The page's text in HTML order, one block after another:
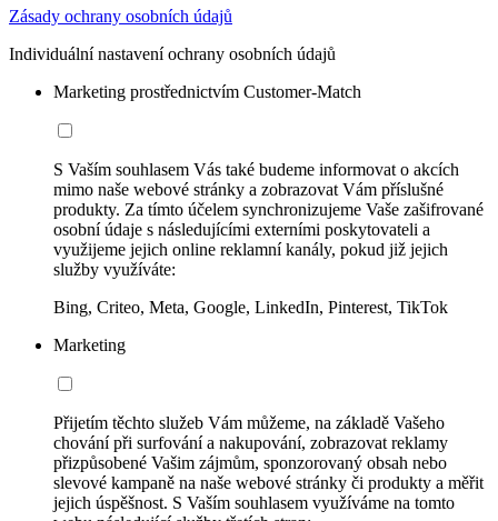
Zásady ochrany osobních údajů
Individuální nastavení ochrany osobních údajů
Marketing prostřednictvím Customer-Match
S Vaším souhlasem Vás také budeme informovat o akcích
mimo naše webové stránky a zobrazovat Vám příslušné
produkty. Za tímto účelem synchronizujeme Vaše zašifrované
osobní údaje s následujícími externími poskytovateli a
využijeme jejich online reklamní kanály, pokud již jejich
služby využíváte:
Bing, Criteo, Meta, Google, LinkedIn, Pinterest, TikTok
Marketing
Přijetím těchto služeb Vám můžeme, na základě Vašeho
chování při surfování a nakupování, zobrazovat reklamy
přizpůsobené Vašim zájmům, sponzorovaný obsah nebo
slevové kampaně na naše webové stránky či produkty a měřit
jejich úspěšnost. S Vaším souhlasem využíváme na tomto